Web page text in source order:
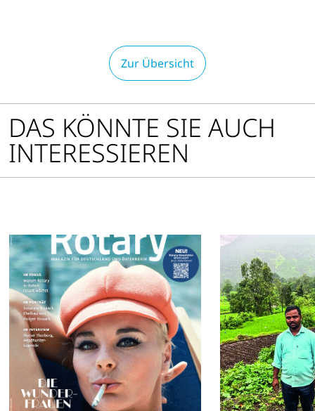
Zur Übersicht
DAS KÖNNTE SIE AUCH
INTERESSIEREN